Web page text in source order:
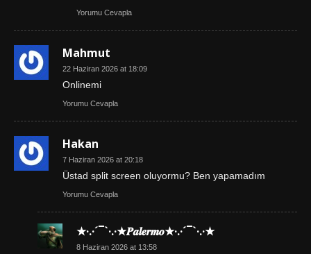
Yorumu Cevapla
Mahmut
22 Haziran 2026 at 18:09
Onlinemi
Yorumu Cevapla
Hakan
7 Haziran 2026 at 20:18
Üstad split screen oluyormu? Ben yapamadım
Yorumu Cevapla
★·.·´¯`·.·★𝑷𝒂𝒍𝒆𝒓𝒎𝒐★·.·´¯`·.·★
8 Haziran 2026 at 13:58